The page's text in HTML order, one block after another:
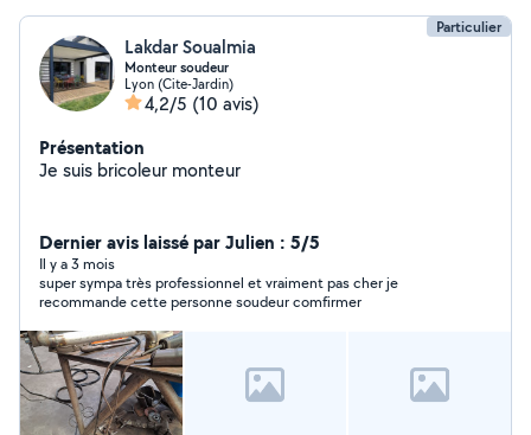
Particulier
Lakdar Soualmia
Monteur soudeur
Lyon (Cite-Jardin)
4,2/5 (10 avis)
Présentation
Je suis bricoleur monteur
Dernier avis laissé par Julien : 5/5
Il y a 3 mois
super sympa très professionnel et vraiment pas cher je
recommande cette personne soudeur comfirmer